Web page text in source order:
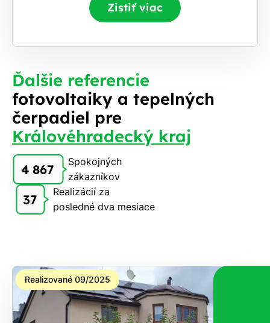
Zistiť viac
Ďalšie referencie
fotovoltaiky a tepelných
čerpadiel pre
Královéhradecký kraj
4 867
Spokojných
zákazníkov
37
Realizácií za
posledné dva mesiace
Realizované 09/2025